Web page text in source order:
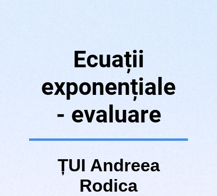
Ecuații
exponențiale
- evaluare
ȚUI Andreea
Rodica